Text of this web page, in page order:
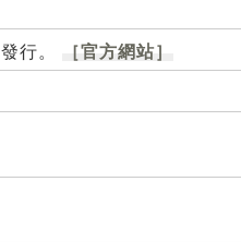
行。 ［官方網站］